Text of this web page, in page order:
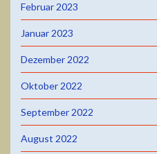
Februar 2023
Januar 2023
Dezember 2022
Oktober 2022
September 2022
August 2022